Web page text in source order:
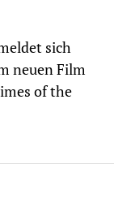
sich
neuen Film
of the